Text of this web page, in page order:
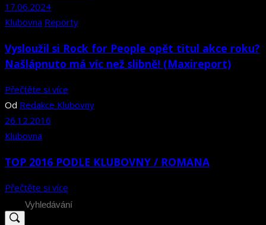
17.06.2024
Klubovna Reporty
Vysloužil si Rock for People opět titul akce roku?
Našlápnuto má víc než slibně! (Maxireport)
Přečtěte si více
Od Redakce Klubovny
26.12.2016
Klubovna
TOP 2016 PODLE KLUBOVNY / ROMANA
Přečtěte si více
Search
for: